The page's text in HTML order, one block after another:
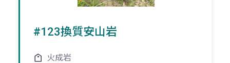
#123換質安山岩
火成岩